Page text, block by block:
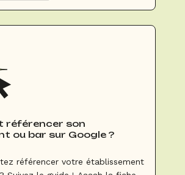
référencer son
ou bar sur Google ?
référencer votre établissement